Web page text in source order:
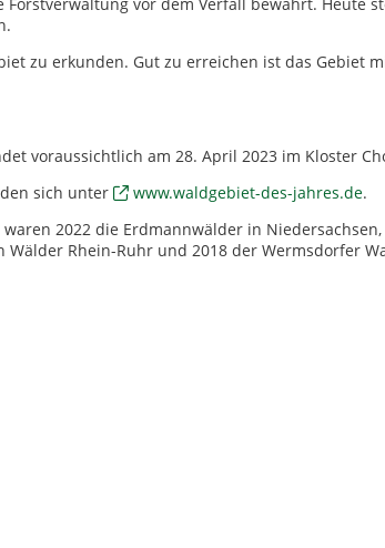
zu erkunden. Gut zu erreichen ist das Gebiet
voraussichtlich am 28. April 2023 im Kloster
sich unter
www.waldgebiet-des-jahres.de.
2022 die Erdmannwälder in
Rhein-Ruhr und 2018 der Wermsdorfer